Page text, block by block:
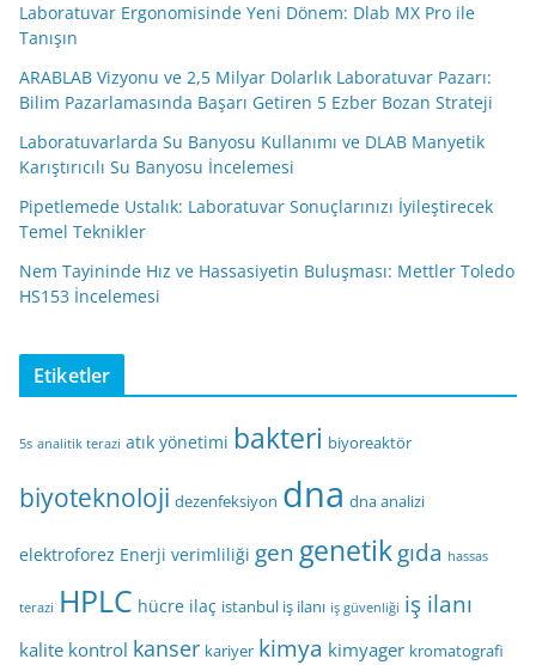
Laboratuvar Ergonomisinde Yeni Dönem: Dlab MX Pro ile
Tanışın
ARABLAB Vizyonu ve 2,5 Milyar Dolarlık Laboratuvar Pazarı:
Bilim Pazarlamasında Başarı Getiren 5 Ezber Bozan Strateji
Laboratuvarlarda Su Banyosu Kullanımı ve DLAB Manyetik
Karıştırıcılı Su Banyosu İncelemesi
Pipetlemede Ustalık: Laboratuvar Sonuçlarınızı İyileştirecek
Temel Teknikler
Nem Tayininde Hız ve Hassasiyetin Buluşması: Mettler Toledo
HS153 İncelemesi
Etiketler
5s analitik terazi atık yönetimi bakteri biyoreaktör
biyoteknoloji dezenfeksiyon dna dna analizi
elektroforez Enerji verimliliği gen genetikgıda hassas
terazi HPLC hücre ilaç istanbul iş ilanı iş güvenliği iş ilanı
kalite kontrol kanser kariyer kimya kimyager kromatografi